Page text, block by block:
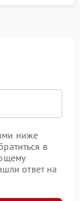
ниже
в
ответ на